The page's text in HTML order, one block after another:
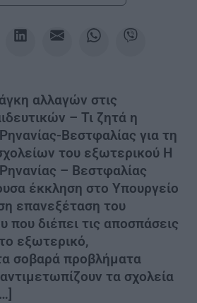
αλλαγών στις
– Τι ζητά η
Βεστφαλίας για τη
του εξωτερικού Η
– Βεστφαλίας
έκκληση στο Υπουργείο
επανεξέταση του
που διέπει τις αποσπάσεις
εξωτερικό,
σοβαρά προβλήματα
τα σχολεία